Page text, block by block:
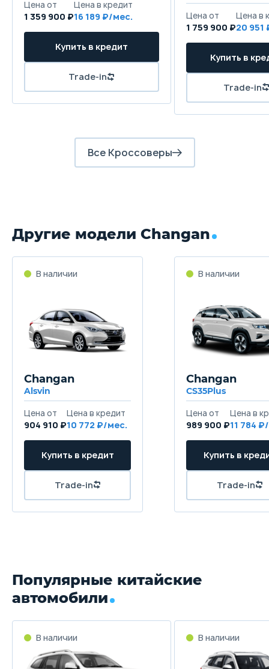
1 359 900 ₽16 189
1 759 900 ₽20 951
Все Кроссоверы
Другие модели Changan
Changan
Alsvin
904 910 ₽10 772
Changan
CS35Plus
989 900 ₽11 784
Популярные китайские
автомобили